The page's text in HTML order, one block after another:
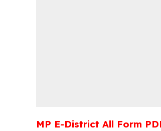
MP E-District All Form